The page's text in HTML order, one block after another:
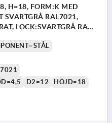
H=18, FORM:K MED
SVARTGRÅ RAL7021,
LOCK:SVARTGRÅ RAL
D2=12
HÖJD=18